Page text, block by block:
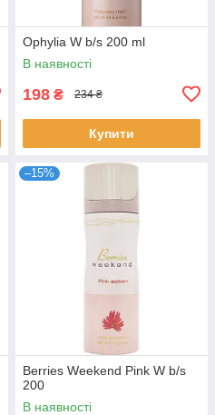
Ophylia W b/s 200 ml
В наявності
198 ₴ 234 ₴
Купити
–15%
Berries Weekend Pink W b/s
200
В наявності